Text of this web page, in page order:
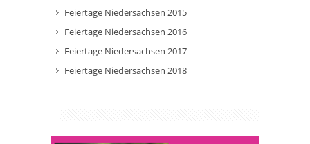
Feiertage Niedersachsen 2015
Feiertage Niedersachsen 2016
Feiertage Niedersachsen 2017
Feiertage Niedersachsen 2018